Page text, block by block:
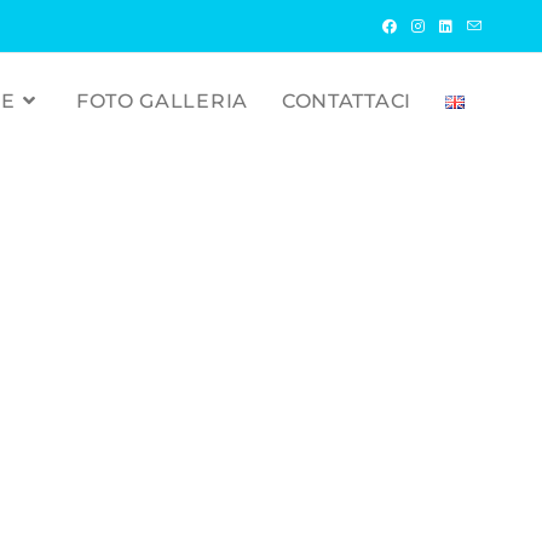
FOTO GALLERIA CONTATTACI